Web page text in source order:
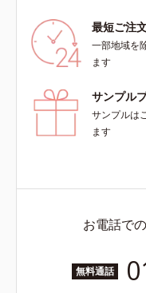
最短ご注
一部地域を
ます
サンプル
サンプルは
ます
お電話で
無料通話